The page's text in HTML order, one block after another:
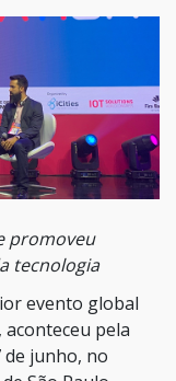
promoveu
tecnologia
evento global
pela
de junho, no